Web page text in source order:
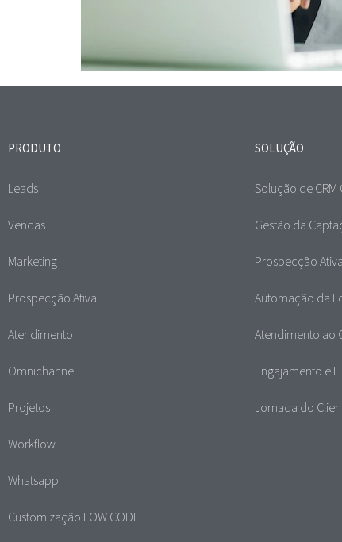
PRODUTO
Leads
Vendas
Marketing
Prospecção Ativa
Atendimento
Omnichannel
Projetos
Workflow
Whatsapp
Customização LOW CODE
SOLUÇÃO
Solução de
Gestão da
Prospecção
Automação da
Atendimento ao
Engajamento e
Jornada do